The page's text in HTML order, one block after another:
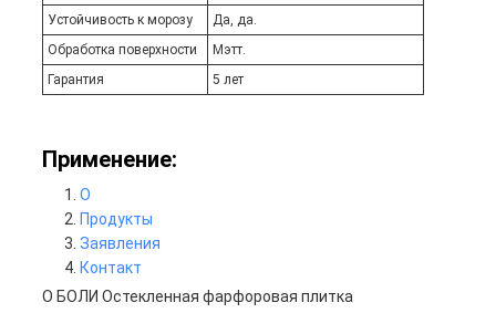
Устойчивость к морозу
Да, да.
Обработка поверхности
Мэтт.
Гарантия
5 лет
Применение:
О
Продукты
Заявления
Контакт
О БОЛИ Остекленная фарфоровая плитка